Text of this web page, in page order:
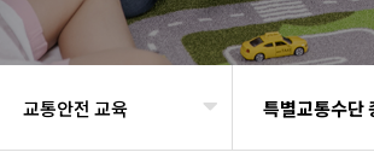
교통안전 교육 특별교통수단